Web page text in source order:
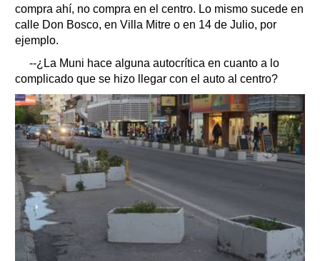
compra ahí, no compra en el centro. Lo mismo sucede en
calle Don Bosco, en Villa Mitre o en 14 de Julio, por
ejemplo.
--¿La Muni hace alguna autocrítica en cuanto a lo
complicado que se hizo llegar con el auto al centro?